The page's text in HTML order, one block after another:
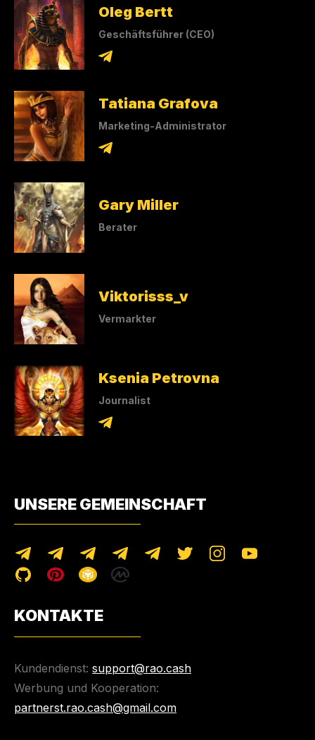
Oleg Bertt
Geschäftsführer (CEO)
Tatiana Grafova
Marketing-Administrator
Gary Miller
Berater
Viktorisss_v
Vermarkter
Ksenia Petrovna
Journalist
UNSERE GEMEINSCHAFT
KONTAKTE
Kundendienst: support@rao.cash
Werbung und Kooperation:
partnerst.rao.cash@gmail.com